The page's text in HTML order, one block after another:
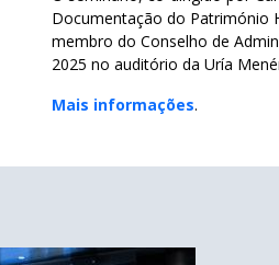
Documentação do Património
membro do Conselho de
2025 no auditório da Uría
Mais informações.